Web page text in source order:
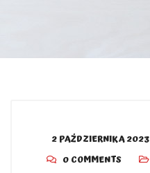
2 PAŹDZIERNIKA 2023
0 COMMENTS